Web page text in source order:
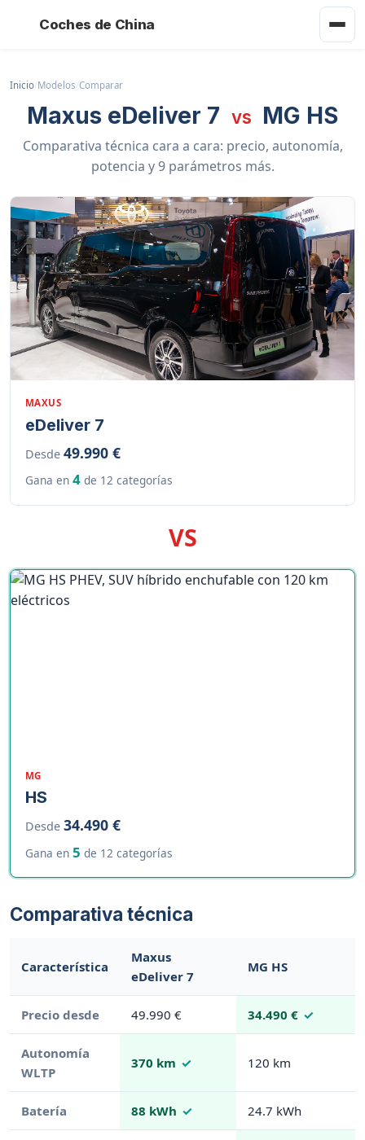
Coches de China
Inicio/Modelos/Comparar
Maxus eDeliver 7 vs MG HS
Comparativa técnica cara a cara: precio, autonomía,
potencia y 9 parámetros más.
MAXUS
eDeliver 7
Desde 49.990 €
Gana en 4de 12 categorías
VS
MG
HS
Desde 34.490 €
Gana en 5 de 12 categorías
Comparativa técnica
Característica
Maxus
eDeliver 7
MG HS
Precio desde 49.990 € 34.490 €
Autonomía
WLTP
370 km 120 km
Batería 88 kWh 24.7 kWh